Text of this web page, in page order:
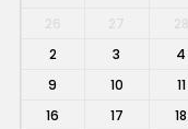
2
3 4
9
10 11
16
17 18